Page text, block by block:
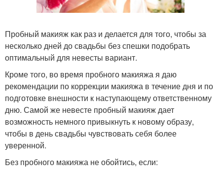
Пробный макияж как раз и делается для того, чтобы за
несколько дней до свадьбы без спешки подобрать
оптимальный для невесты вариант.
Кроме того, во время пробного макияжа я даю
рекомендации по коррекции макияжа в течение дня и по
подготовке внешности к наступающему ответственному
дню. Самой же невесте пробный макияж дает
возможность немного привыкнуть к новому образу,
чтобы в день свадьбы чувствовать себя более
уверенной.
Без пробного макияжа не обойтись, если: